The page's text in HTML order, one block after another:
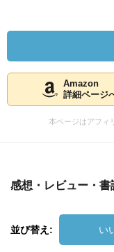
Amazon
詳細ページ
本ページはアフィ
感想・レビュー・書
並び替え: い